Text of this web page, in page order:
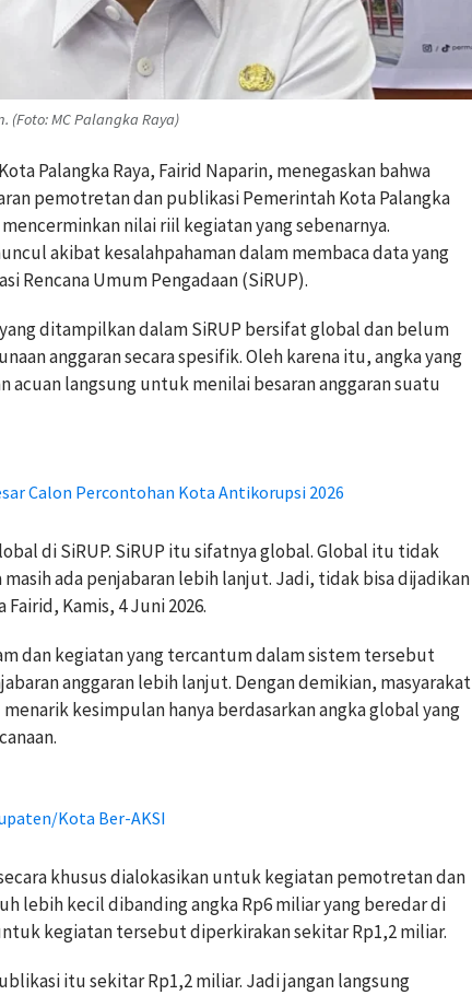
(Foto: MC Palangka Raya)
Palangka Raya, Fairid Naparin, menegaskan bahwa
pemotretan dan publikasi Pemerintah Kota Palangka
nilai riil kegiatan yang sebenarnya.
akibat kesalahpahaman dalam membaca data yang
Rencana Umum Pengadaan (SiRUP).
ditampilkan dalam SiRUP bersifat global dan belum
anggaran secara spesifik. Oleh karena itu, angka yang
langsung untuk menilai besaran anggaran suatu
Calon Percontohan Kota Antikorupsi 2026
di SiRUP. SiRUP itu sifatnya global. Global itu tidak
masih ada penjabaran lebih lanjut. Jadi, tidak bisa dijadikan
Kamis, 4 Juni 2026.
dan kegiatan yang tercantum dalam sistem tersebut
anggaran lebih lanjut. Dengan demikian, masyarakat
kesimpulan hanya berdasarkan angka global yang
Kota Ber-AKSI
khusus dialokasikan untuk kegiatan pemotretan dan
lebih kecil dibanding angka Rp6 miliar yang beredar di
kegiatan tersebut diperkirakan sekitar Rp1,2 miliar.
itu sekitar Rp1,2 miliar. Jadi jangan langsung